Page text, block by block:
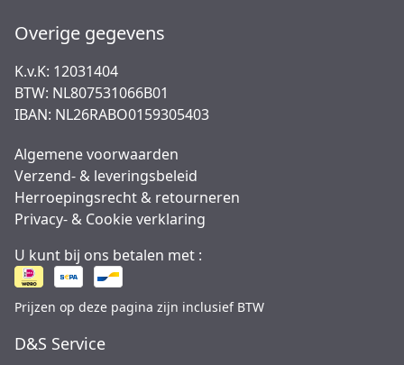
Overige gegevens
K.v.K: 12031404
BTW: NL807531066B01
IBAN: NL26RABO0159305403
Algemene voorwaarden
Verzend- & leveringsbeleid
Herroepingsrecht & retourneren
Privacy- & Cookie verklaring
U kunt bij ons betalen met :
Prijzen op deze pagina zijn inclusief BTW
D&S Service